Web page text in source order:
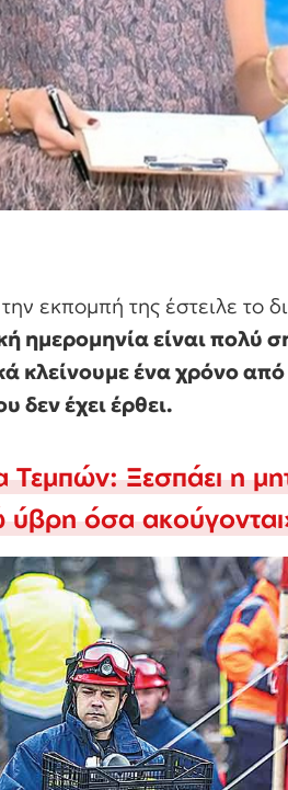
εκπομπή της έστειλε το
ημερομηνία είναι πολύ
κλείνουμε ένα χρόνο
δεν έχει έρθει.
Τεμπών: Ξεσπάει η
όσα